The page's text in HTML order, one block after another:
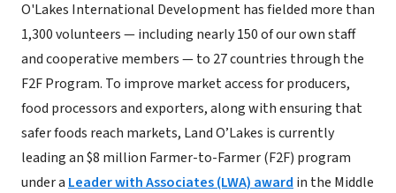
O'Lakes International Development has fielded more than
1,300 volunteers — including nearly 150 of our own staff
and cooperative members — to 27 countries through the
F2F Program. To improve market access for producers,
food processors and exporters, along with ensuring that
safer foods reach markets, Land O’Lakes is currently
leading an $8 million Farmer-to-Farmer (F2F) program
under a Leader with Associates (LWA) award in the Middle